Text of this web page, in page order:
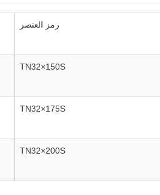
رمز العنصر
TN32×150S
TN32×175S
TN32×200S